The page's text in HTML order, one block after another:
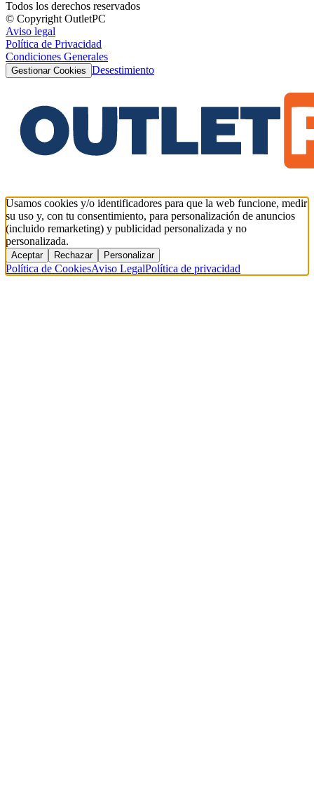
Todos los derechos reservados
© Copyright OutletPC
Aviso legal
Política de Privacidad
Condiciones Generales
Gestionar Cookies Desestimiento
Usamos cookies y/o identificadores para que la web funcione, medir
su uso y, con tu consentimiento, para personalización de anuncios
(incluido remarketing) y publicidad personalizada y no
personalizada.
Aceptar Rechazar Personalizar
Política de CookiesAviso LegalPolítica de privacidad